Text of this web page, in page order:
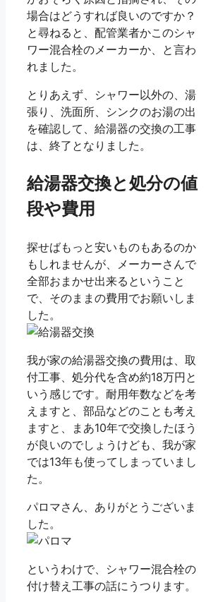
場合はどうすれば良いのですか？
と尋ねると、配管業者かこのシャ
ワー混合栓のメーカーか、と言わ
れました。
とりあえず、シャワー以外の、湯
張り、洗面所、シンクのお湯の出
を確認して、給湯器の交換の工事
は、終了となりました。
給湯器交換と処分の値
段や費用
探せばもっと安いものもあるのか
もしれませんが、メーカーさんで
全部おまかせ出来るということ
で、そのままの費用でお願いしま
した。
我が家の給湯器交換の費用は、取
付工事、処分代を含め約18万円と
いう感じです。耐用年数などを考
えますと、部品などのことも考え
ますと、まあ10年で交換したほう
が良いのでしょうけども、我が家
では13年も使ってしまっていまし
た。
パロマさん、ありがとうございま
した。
というわけで、シャワー混合栓の
付け替え工事の話にうつります。